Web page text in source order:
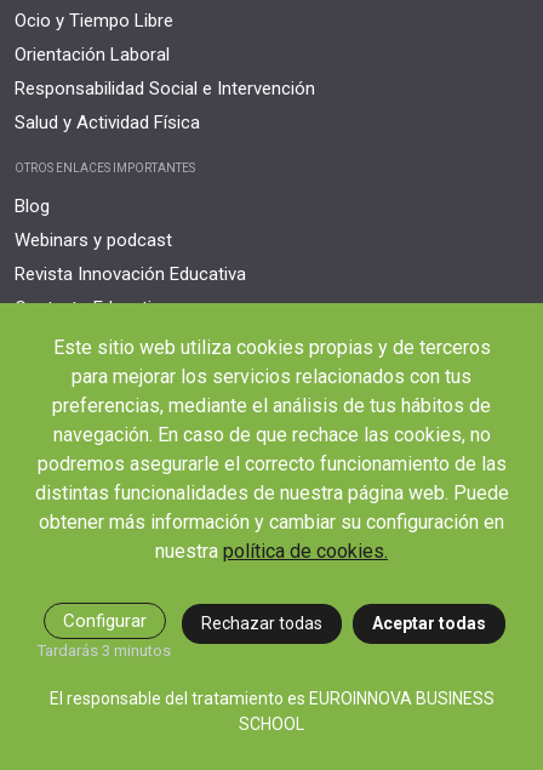
Ocio y Tiempo Libre
Orientación Laboral
Responsabilidad Social e Intervención
Salud y Actividad Física
OTROS ENLACES IMPORTANTES
Blog
Webinars y podcast
Revista Innovación Educativa
Contexto Educativo
Desistir contrato aquí
Tienes 14 días desde tu matriculación para cancelar sin coste y recibir el
reembolso completo.
© 2026 RED EDUCA
Condiciones de Matriculación|
Este sitio web utiliza cookies propias y de terceros
para mejorar los servicios relacionados con tus
preferencias, mediante el análisis de tus hábitos de
navegación. En caso de que rechace las cookies, no
podremos asegurarle el correcto funcionamiento de las
distintas funcionalidades de nuestra página web. Puede
obtener más información y cambiar su configuración en
nuestra política de cookies.
Configurar
Tardarás 3 minutos
Rechazar todas Aceptar todas
El responsable del tratamiento es EUROINNOVA BUSINESS
SCHOOL